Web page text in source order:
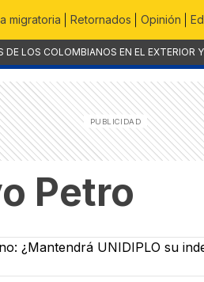
migratoria Retornados Opinión
DE LOS COLOMBIANOS EN EL EXTERIOR
Petro